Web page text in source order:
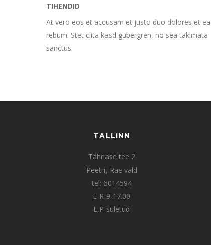
TIHENDID
At vero eos et accusam et justo duo dolores et ea
rebum. Stet clita kasd gubergren, no sea takimata
sanctus.
TALLINN
Tähnase tee 2
Peetri, Rae vald
tel: 6014594
E-R 9-17.00
L,P suletud